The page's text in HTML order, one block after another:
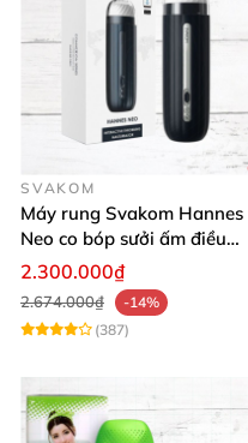
SVAKOM
Máy rung Svakom Hannes
Neo co bóp sưởi ấm điều
khiển app
2.300.000₫
2.674.000₫
-14%
(387)